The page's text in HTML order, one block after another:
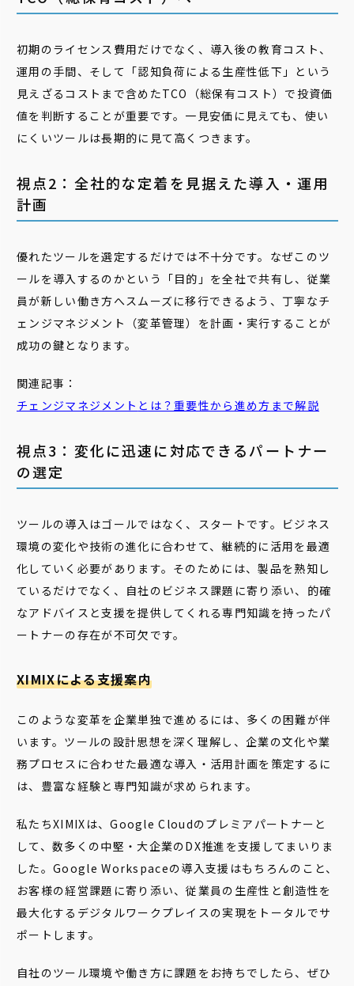
初期のライセンス費用だけでなく、導入後の教育コスト、
運用の手間、そして「認知負荷による生産性低下」という
見えざるコストまで含めたTCO（総保有コスト）で投資価
値を判断することが重要です。一見安価に見えても、使い
にくいツールは長期的に見て高くつきます。
視点2：全社的な定着を見据えた導入・運用
計画
優れたツールを選定するだけでは不十分です。なぜこのツ
ールを導入するのかという「目的」を全社で共有し、従業
員が新しい働き方へスムーズに移行できるよう、丁寧なチ
ェンジマネジメント（変革管理）を計画・実行することが
成功の鍵となります。
関連記事：
チェンジマネジメント とは？重要性から進め方まで解説
視点3：変化に迅速に対応できるパートナー
の選定
ツールの導入はゴールではなく、スタートです。ビジネス
環境の変化や技術の進化に合わせて、継続的に活用を最適
化していく必要があります。そのためには、製品を熟知し
ているだけでなく、自社のビジネス課題に寄り添い、的確
なアドバイスと支援を提供してくれる専門知識を持ったパ
ートナーの存在が不可欠です。
XIMIXによる支援案内
このような変革を企業単独で進めるには、多くの困難が伴
います。ツールの設計思想を深く理解し、企業の文化や業
務プロセスに合わせた最適な導入・活用計画を策定するに
は、豊富な経験と専門知識が求められます。
私たちXIMIXは、Google Cloudのプレミアパートナーと
して、数多くの中堅・大企業のDX推進を支援してまいりま
した。Google Workspaceの導入支援はもちろんのこと、
お客様の経営課題に寄り添い、従業員の生産性と創造性を
最大化するデジタルワークプレイスの実現をトータルでサ
ポートします。
自社のツール環境や働き方に課題をお持ちでしたら、ぜひ